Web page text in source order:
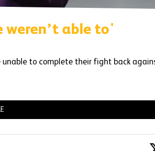
weren’t able to'
unable to complete their fight back